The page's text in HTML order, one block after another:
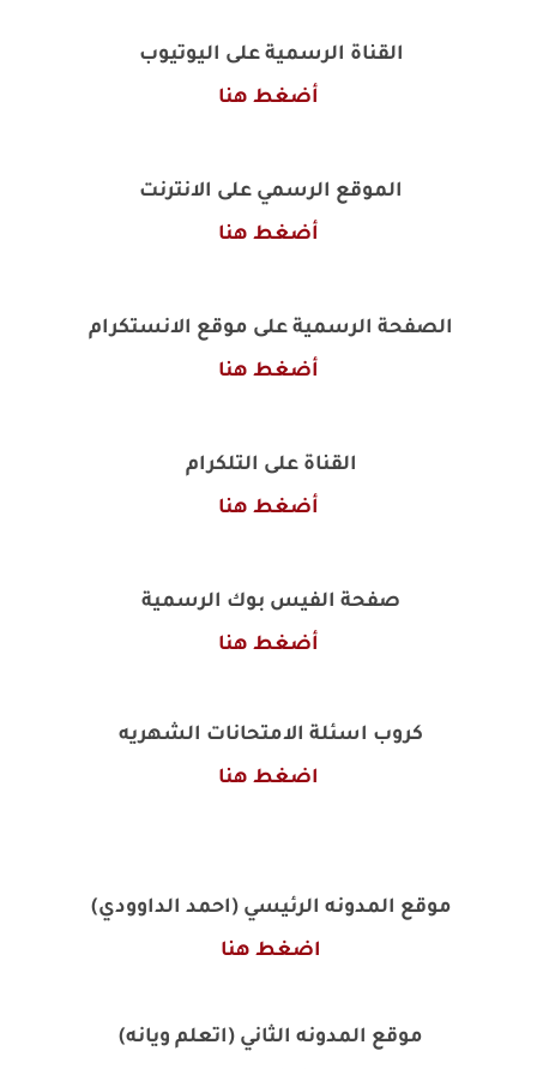
القناة الرسمية على اليوتيوب
أضغط هنا
الموقع الرسمي على الانترنت
أضغط هنا
الصفحة الرسمية على موقع الانستكرام
أضغط هنا
القناة على التلكرام
أضغط هنا
صفحة الفيس بوك الرسمية
أضغط هنا
كروب اسئلة الامتحانات الشهريه
اضغط هنا
موقع المدونه الرئيسي (احمد الداوودي)
اضغط هنا
موقع المدونه الثاني (اتعلم ويانه)